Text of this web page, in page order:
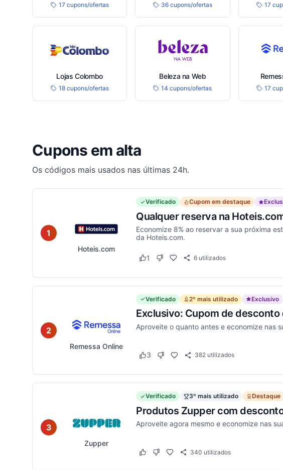
17 cupons/ofertas 36 cupons/ofertas 17
Lojas Colombo
18 cupons/ofertas
Beleza na Web
14 cupons/ofertas 17
Cupons em alta
Os códigos mais usados nas últimas 24h.
1
Hoteis.com
Verificado Cupom em destaque
Qualquer reserva na
Economize 8% ao reservar a sua próxima
da Hoteis.com.
Este cupom funcionou
1 Este cupom não funcionou
6 utilizados
2
Remessa Online
Verificado 2º mais utilizado Exclusivo
Exclusivo: Cupom de desconto
Aproveite o quanto antes e economize nas
Este cupom funcionou
3 Este cupom não funcionou
382 utilizados
3
Zupper
Verificado 3º mais utilizado Destaque
Produtos Zupper com
Aproveite agora mesmo e economize nas
Este cupom funcionou
Este cupom não funcionou
340 utilizados